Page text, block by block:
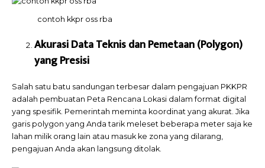
contoh kkpr oss rba
Akurasi Data Teknis dan Pemetaan (Polygon)
yang Presisi
Salah satu batu sandungan terbesar dalam pengajuan PKKPR
adalah pembuatan Peta Rencana Lokasi dalam format digital
yang spesifik. Pemerintah meminta koordinat yang akurat. Jika
garis polygon yang Anda tarik meleset beberapa meter saja ke
lahan milik orang lain atau masuk ke zona yang dilarang,
pengajuan Anda akan langsung ditolak.